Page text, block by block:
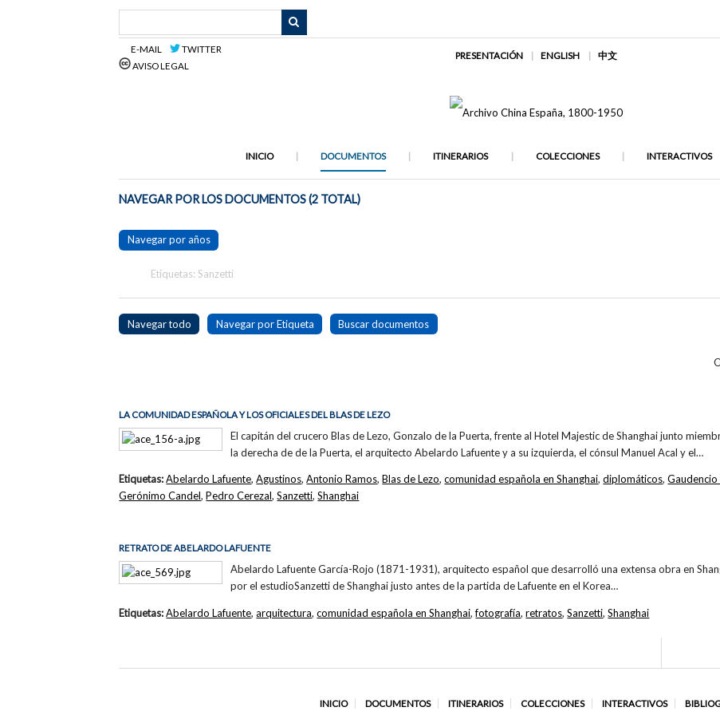
E-MAIL
TWITTER
AVISO LEGAL
PRESENTACIÓN ENGLISH 中文
INICIO DOCUMENTOS ITINERARIOS COLECCIONES INTERACTIVOS
NAVEGAR POR LOS DOCUMENTOS (2 TOTAL)
Navegar por años
Etiquetas: Sanzetti
Navegar todo Navegar por Etiqueta Buscar documentos
LA COMUNIDAD ESPAÑOLA Y LOS OFICIALES DEL BLAS DE LEZO
El capitán del crucero Blas de Lezo, Gonzalo de la Puerta, frente al Hotel Majestic de Shanghai junto
la derecha de de la Puerta, el arquitecto Abelardo Lafuente y a su izquierda, el cónsul Manuel Acal y el…
Etiquetas:Abelardo Lafuente,Agustinos,Antonio Ramos,Blas de Lezo,comunidad española en Shanghai,diplomáticos,
Gerónimo Candel,Pedro Cerezal,Sanzetti,Shanghai
RETRATO DE ABELARDO LAFUENTE
Abelardo Lafuente García-Rojo (1871-1931), arquitecto español que desarrolló una extensa obra en
por el estudioSanzetti de Shanghai justo antes de la partida de Lafuente en el Korea…
Etiquetas:Abelardo Lafuente,arquitectura,comunidad española en Shanghai,fotografía,retratos,Sanzetti,Shanghai
INICIO DOCUMENTOS ITINERARIOS COLECCIONES INTERACTIVOS